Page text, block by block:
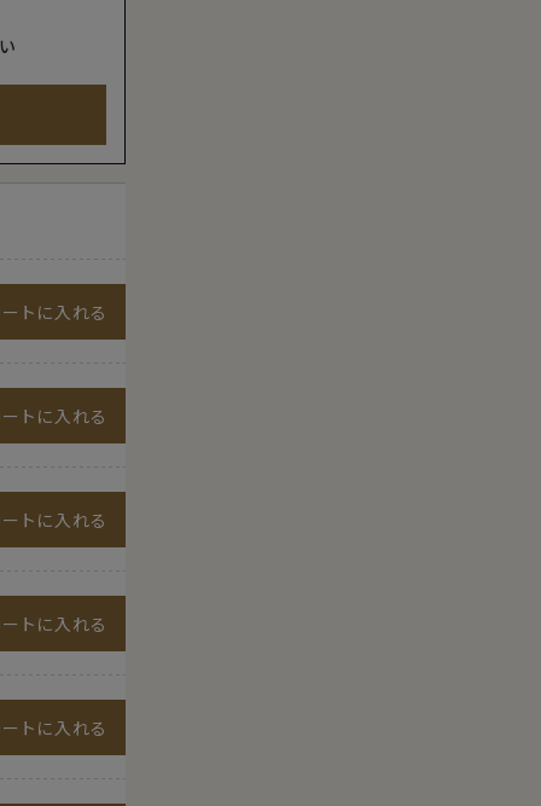
ートに入れる
ートに入れる
ートに入れる
ートに入れる
ートに入れる